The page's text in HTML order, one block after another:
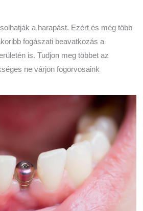
a harapást. Ezért és még több
fogászati beavatkozás a
is. Tudjon meg többet az
ne várjon fogorvosaink